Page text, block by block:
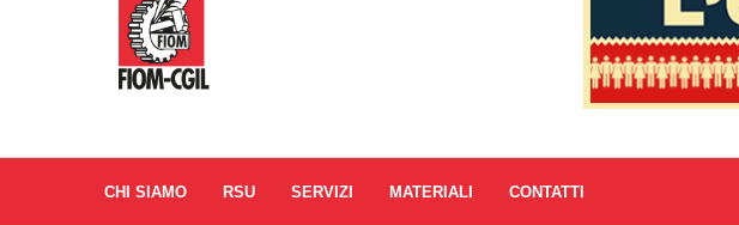
CHI SIAMO RSU SERVIZI MATERIALI CONTATTI